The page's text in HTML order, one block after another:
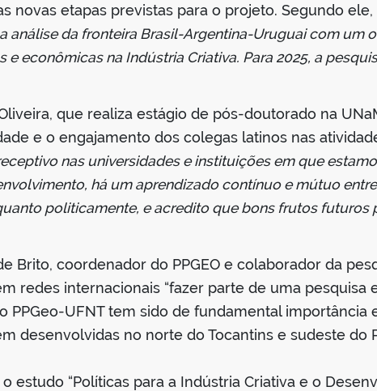
novas etapas previstas para o projeto. Segundo ele,
análise da fronteira Brasil-Argentina-Uruguai com um
econômicas na Indústria Criativa. Para 2025, a
que realiza estágio de pós-doutorado na
e o engajamento dos colegas latinos nas
nas universidades e instituições em que
há um aprendizado contínuo e mútuo
politicamente, e acredito que bons frutos futuros
Brito, coordenador do PPGEO e colaborador da
redes internacionais “fazer parte de uma pesquisa
PPGeo-UFNT tem sido de fundamental importância
desenvolvidas no norte do Tocantins e sudeste do
estudo “Políticas para a Indústria Criativa e o